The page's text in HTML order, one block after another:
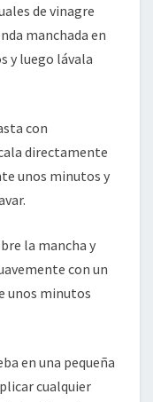
de vinagre
manchada en
y luego lávala
con
directamente
unos minutos y
la mancha y
con un
unos minutos
en una pequeña
cualquier